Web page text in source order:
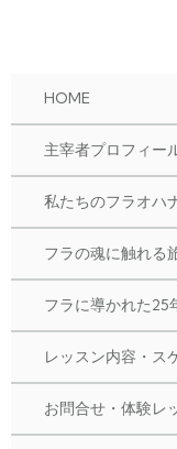
HOME
主宰者プロフィー
私たちのフラオハ
フラの魂に触れる
フラに導かれた25
レッスン内容・ス
お問合せ・体験レ